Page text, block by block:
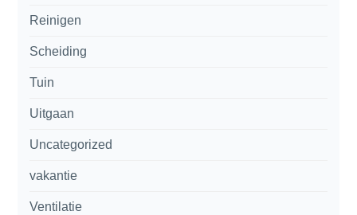
Reinigen
Scheiding
Tuin
Uitgaan
Uncategorized
vakantie
Ventilatie